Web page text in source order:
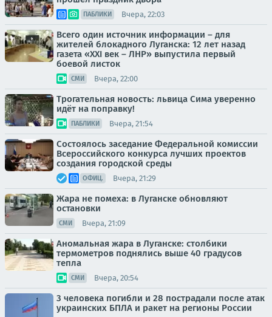
ПАБЛИКИ Вчера, 22:03
Всего один источник информации – для
жителей блокадного Луганска: 12 лет назад
газета «XXI век – ЛНР» выпустила первый
боевой листок
СМИ Вчера, 22:00
Трогательная новость: львица Сима уверенно
идёт на поправку!
ПАБЛИКИ Вчера, 21:54
Состоялось заседание Федеральной комиссии
Всероссийского конкурса лучших проектов
создания городской среды
ОФИЦ. Вчера, 21:29
Жара не помеха: в Луганске обновляют
остановки
СМИ Вчера, 21:09
Аномальная жара в Луганске: столбики
термометров поднялись выше 40 градусов
тепла
СМИ Вчера, 20:54
3 человека погибли и 28 пострадали после атак
украинских БПЛА и ракет на регионы России